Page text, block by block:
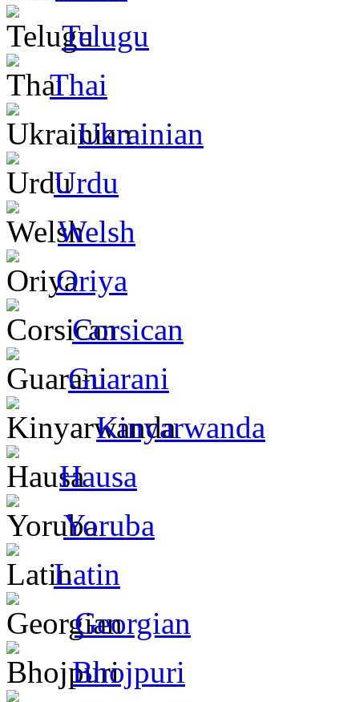
Telugu
Thai
Ukrainian
Urdu
Welsh
Oriya
Corsican
Guarani
Kinyarwanda
Hausa
Yoruba
Latin
Georgian
Bhojpuri